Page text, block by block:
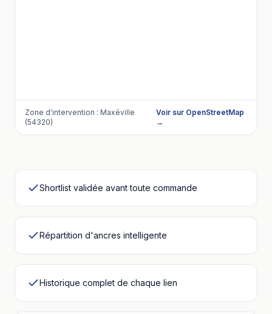
Zone d'intervention : Maxéville
(54320)
Voir sur OpenStreetMap
→
Shortlist validée avant toute commande
Répartition d'ancres intelligente
Historique complet de chaque lien